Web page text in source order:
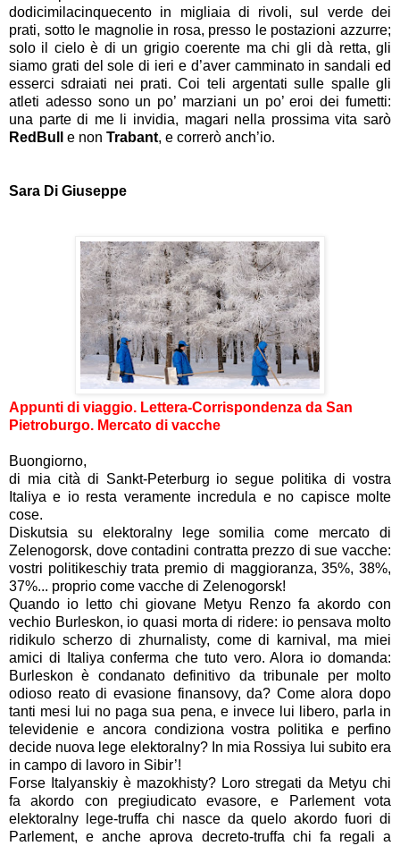
dodicimilacinquecento in migliaia di rivoli, sul verde dei
prati, sotto le magnolie in rosa, presso le postazioni azzurre;
solo il cielo è di un grigio coerente ma chi gli dà retta, gli
siamo grati del sole di ieri e d’aver camminato in sandali ed
esserci sdraiati nei prati. Coi teli argentati sulle spalle gli
atleti adesso sono un po’ marziani un po’ eroi dei fumetti:
una parte di me li invidia, magari nella prossima vita sarò
RedBull
e non Trabant, e correrò anch’io.
Sara Di Giuseppe
Appunti di viaggio. Lettera-Corrispondenza da San
Pietroburgo. Mercato di vacche
Buongiorno,
di mia cità di Sankt-Peterburg io segue politika di vostra
Italiya e io resta veramente incredula e no capisce molte
cose.
Diskutsia su elektoralny lege somilia come mercato di
Zelenogorsk, dove contadini contratta prezzo di sue vacche:
vostri politikeschiy trata premio di maggioranza, 35%, 38%,
37%... proprio come vacche di Zelenogorsk!
Quando io letto chi giovane Metyu Renzo fa akordo con
vechio Burleskon, io quasi morta di ridere: io pensava molto
ridikulo scherzo di zhurnalisty, come di karnival, ma miei
amici di Italiya conferma che tuto vero. Alora io domanda:
Burleskon è condanato definitivo da tribunale per molto
odioso reato di evasione finansovy, da? Come alora dopo
tanti mesi lui no paga sua pena, e invece lui libero, parla in
televidenie e ancora condiziona vostra politika e perfino
decide nuova lege elektoralny? In mia Rossiya lui subito era
in campo di lavoro in Sibir’!
Forse Italyanskiy è mazokhisty? Loro stregati da Metyu chi
fa akordo con pregiudicato evasore, e Parlement vota
elektoralny lege-truffa chi nasce da quelo akordo fuori di
Parlement, e anche aprova decreto-truffa chi fa regali a